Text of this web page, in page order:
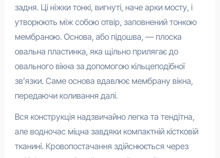
задня. Ці ніжки тонкі, вигнуті, наче арки мосту, і
утворюють між собою отвір, заповнений тонкою
мембраною. Основа, або підошва, — плоска
овальна пластинка, яка щільно прилягає до
овального вікна за допомогою кільцеподібної
зв’язки. Саме основа вдавлює мембрану вікна,
передаючи коливання далі.
Вся конструкція надзвичайно легка та тендітна,
але водночас міцна завдяки компактній кістковій
тканині. Кровопостачання здійснюється через